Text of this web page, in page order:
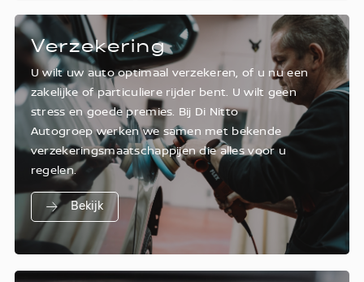
Verzekering
U wilt uw auto optimaal verzekeren, of u nu een
zakelijke of particuliere rijder bent. U wilt geen
stress en goede premies. Bij Di Nitto
Autogroep werken we samen met bekende
verzekeringsmaatschappijen die alles voor u
regelen.
Bekijk